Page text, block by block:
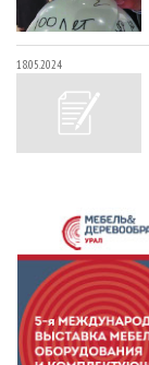
18.05.2024